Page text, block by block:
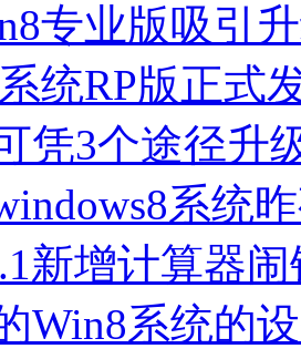
专业版吸引
统RP版正式
凭3个途径升
系统
新增计算器
Win8系统的